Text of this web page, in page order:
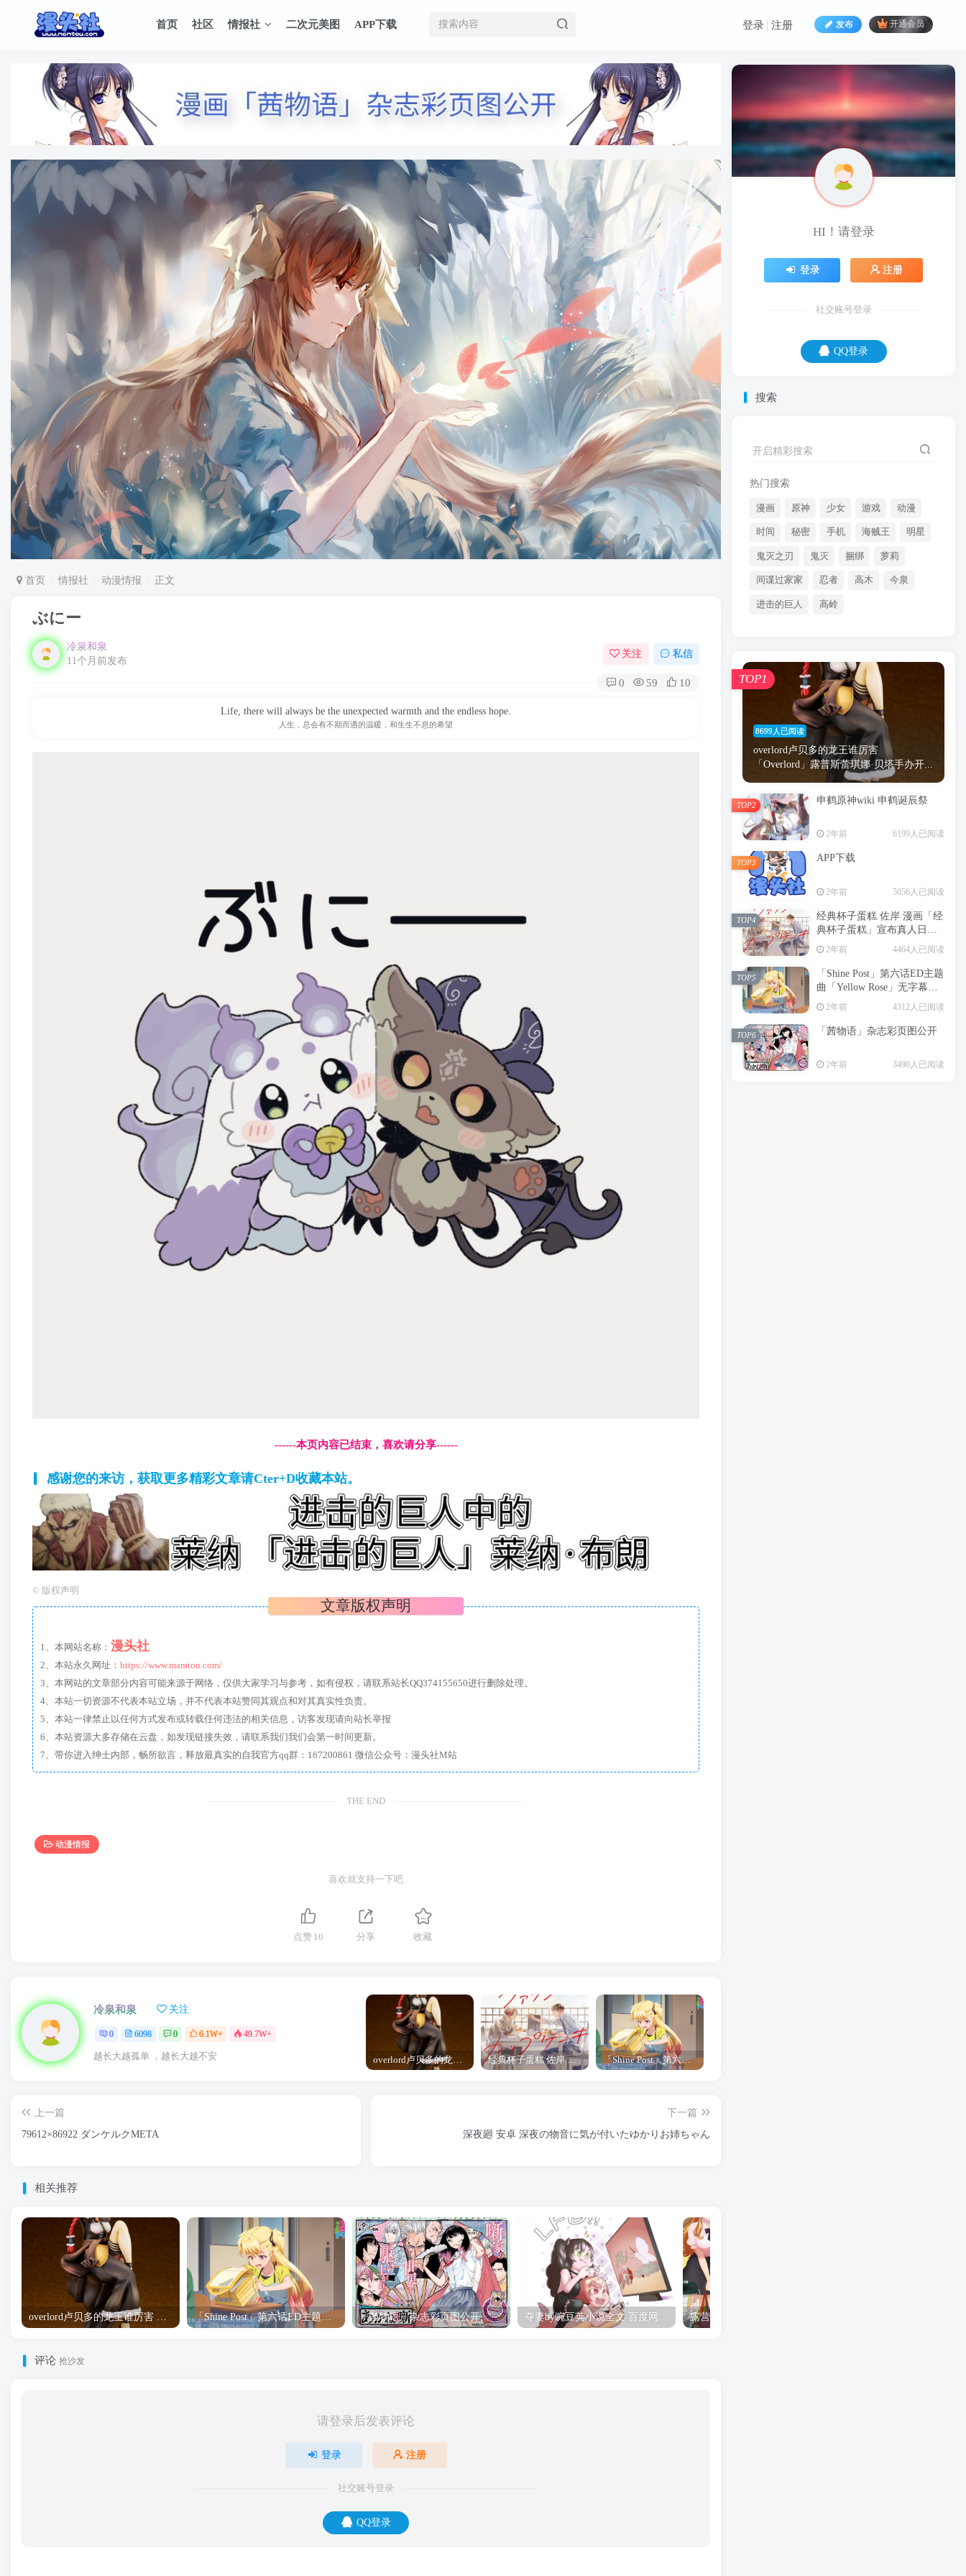
首页 社区 情报社 二次元美图 APP下载 发布 开通会员
登录 注册
首页 情报社 动漫情报 正文
ぶにー
冷泉和泉
11个月前发布
关注 私信
0 59 10
Life, there will always be the unexpected warmth and the endless hope.
人生，总会有不期而遇的温暖，和生生不息的希望
------本页内容已结束，喜欢请分享------
感谢您的来访，获取更多精彩文章请Cter+D收藏本站。
© 版权声明
文章版权声明
1、本网站名称： 漫头社
2、本站永久网址： https://www.mamtou.com/
3、本网站的文章部分内容可能来源于网络，仅供大家学习与参考，如有侵权，请联系站长QQ374155650进行删除处理。
4、本站一切资源不代表本站立场，并不代表本站赞同其观点和对其真实性负责。
5、本站一律禁止以任何方式发布或转载任何违法的相关信息，访客发现请向站长举报
6、本站资源大多存储在云盘，如发现链接失效，请联系我们我们会第一时间更新。
7、带你进入绅士内部，畅所欲言，释放最真实的自我官方qq群：167200861 微信公众号：漫头社M站
THE END
动漫情报
喜欢就支持一下吧
点赞 10 分享 收藏
冷泉和泉 关注
0 6098 0 6.1W+ 49.7W+
越长大越孤单 ，越长大越不安 overlord卢贝多的龙王谁厉害 「Overlord」露普斯蕾琪娜·贝塔手办开订 经典杯子蛋糕 佐岸 漫画「经典杯子蛋糕」宣布真人日剧化 「Shine Post」第六话ED主题曲「Yellow Rose」无字幕MV公开
上一篇
79612×86922 ダンケルクMETA
下一篇
深夜廻 安卓 深夜の物音に気が付いたゆかりお姉ちゃん
相关推荐
overlord卢贝多的龙王谁厉害 「Overlord」露普斯蕾琪娜·贝塔手办开订 「Shine Post」第六话ED主题曲「Yellow Rose」无字幕MV公开 「茜物语」杂志彩页图公开 夺妻by豌豆荚小说全文 百度网盘 Duo!
评论 抢沙发
请登录后发表评论
登录 注册
社交账号登录
QQ登录
HI！请登录
登录 注册
社交账号登录
QQ登录
搜索
开启精彩搜索
热门搜索
漫画 原神 少女 游戏 动漫
时间 秘密 手机 海贼王 明星
鬼灭之刃 鬼灭 捆绑 萝莉
间谍过家家 忍者 高木 今泉
进击的巨人 高岭
8699人已阅读
overlord卢贝多的龙王谁厉害
「Overlord」露普斯蕾琪娜·贝塔手办开...
TOP1
申鹤原神wiki 申鹤诞辰祭
2年前 6199人已阅读
TOP2
APP下载
2年前 5056人已阅读
TOP3
经典杯子蛋糕 佐岸 漫画「经
典杯子蛋糕」宣布真人日剧
化
2年前 4464人已阅读
TOP4
「Shine Post」第六话ED主题
曲「Yellow Rose」无字幕MV
公开
2年前 4312人已阅读
TOP5
「茜物语」杂志彩页图公开
2年前 3490人已阅读
TOP6
HI！请登录
登录 注册
社交账号登录
QQ登录
时间 秘密 手机 海贼王
鬼灭 捆绑 萝莉
间谍过家家 忍者 高木
进击的巨人 高岭
8699人已阅读
overlord卢贝多的龙王谁厉害
「Overlord」露普斯蕾琪娜·贝塔手办开...
TOP1
申鹤原神wiki 申鹤诞辰祭
2年前 6199人已阅读
TOP2
APP下载
2年前 5056人已阅读
TOP3
经典杯子蛋糕 佐岸 漫画「经
典杯子蛋糕」宣布真人日剧
TOP4